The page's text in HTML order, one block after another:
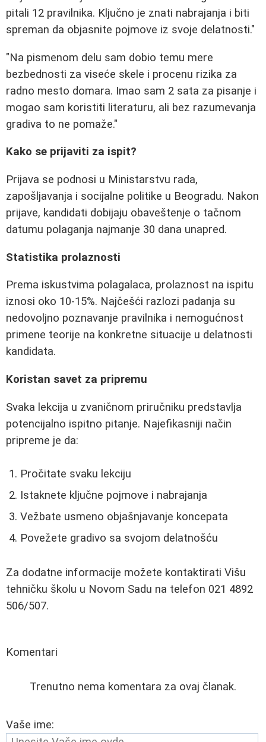
pitali 12 pravilnika. Ključno je znati nabrajanja i biti
spreman da objasnite pojmove iz svoje delatnosti."
"Na pismenom delu sam dobio temu mere
bezbednosti za viseće skele i procenu rizika za
radno mesto domara. Imao sam 2 sata za pisanje i
mogao sam koristiti literaturu, ali bez razumevanja
gradiva to ne pomaže."
Kako se prijaviti za ispit?
Prijava se podnosi u Ministarstvu rada,
zapošljavanja i socijalne politike u Beogradu. Nakon
prijave, kandidati dobijaju obaveštenje o tačnom
datumu polaganja najmanje 30 dana unapred.
Statistika prolaznosti
Prema iskustvima polagalaca, prolaznost na ispitu
iznosi oko 10-15%. Najčešći razlozi padanja su
nedovoljno poznavanje pravilnika i nemogućnost
primene teorije na konkretne situacije u delatnosti
kandidata.
Koristan savet za pripremu
Svaka lekcija u zvaničnom priručniku predstavlja
potencijalno ispitno pitanje. Najefikasniji način
pripreme je da:
Pročitate svaku lekciju
Istaknete ključne pojmove i nabrajanja
Vežbate usmeno objašnjavanje koncepata
Povežete gradivo sa svojom delatnošću
Za dodatne informacije možete kontaktirati Višu
tehničku školu u Novom Sadu na telefon 021 4892
506/507.
Komentari
Trenutno nema komentara za ovaj članak.
Vaše ime: